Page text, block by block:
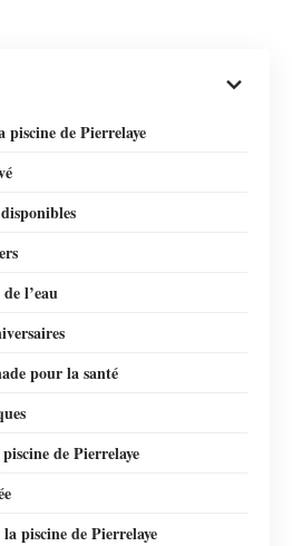
piscine de Pierrelaye
l’eau
pour la santé
de Pierrelaye
piscine de Pierrelaye